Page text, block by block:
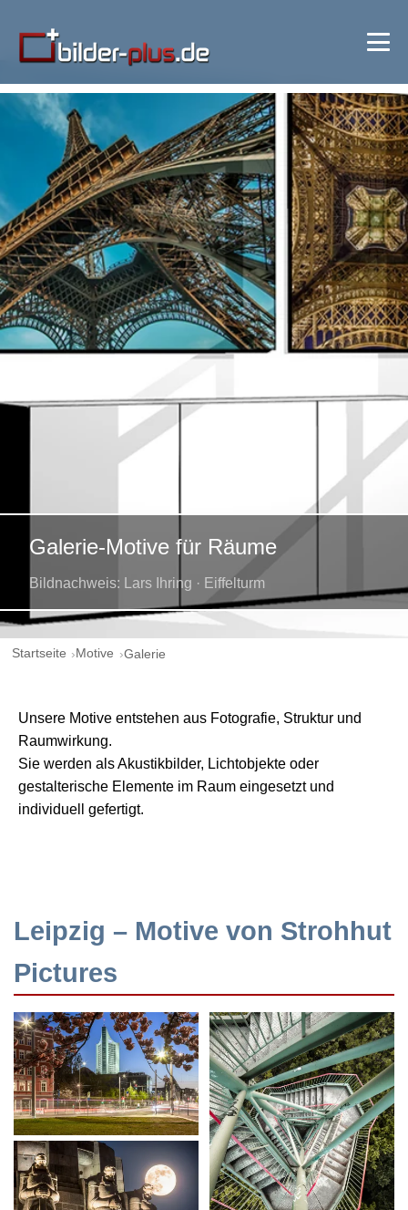
Galerie-Motive für Räume
Bildnachweis: Lars Ihring · Eiffelturm
Startseite Motive Galerie
Unsere Motive entstehen aus Fotografie, Struktur und
Raumwirkung.
Sie werden als Akustikbilder, Lichtobjekte oder
gestalterische Elemente im Raum eingesetzt und
individuell gefertigt.
Leipzig – Motive von Strohhut
Pictures